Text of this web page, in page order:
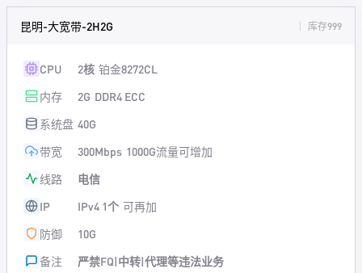
昆明-大宽带-2H2G 库存999
CPU 2核 铂金8272CL
内存
2G DDR4 ECC
系统盘 40G
带宽
300Mbps 1000G流量可增加
线路
电信
IP
IPv4 1个 可再加
防御
10G
备注
严禁FQ|中转|代理等违法业务